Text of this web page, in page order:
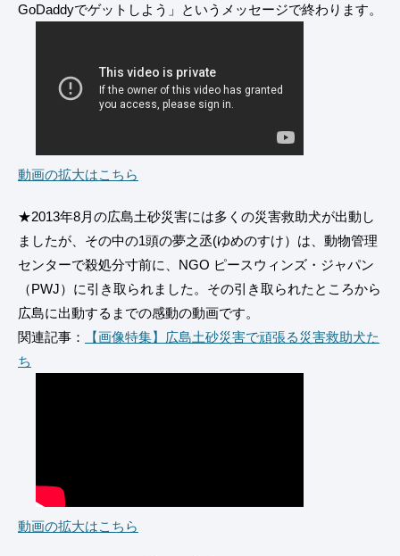
GoDaddyでゲットしよう」というメッセージで終わります。
動画の拡大はこちら
★2013年8月の広島土砂災害には多くの災害救助犬が出動し
ましたが、その中の1頭の夢之丞(ゆめのすけ）は、動物管理
センターで殺処分寸前に、NGO ピースウィンズ・ジャパン
（PWJ）に引き取られました。その引き取られたところから
広島に出動するまでの感動の動画です。
関連記事：
【画像特集】広島土砂災害で頑張る災害救助犬た
ち
動画の拡大はこちら